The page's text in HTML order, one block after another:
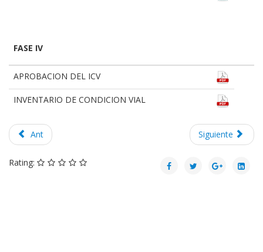
FASE IV
APROBACION DEL ICV
INVENTARIO DE CONDICION VIAL
Ant Siguiente
Rating: